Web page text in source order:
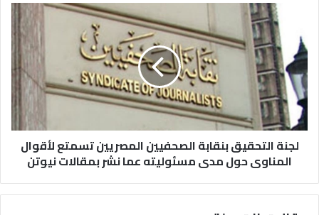
لجنة التحقيق بنقابة الصحفيين المصريين تسمتع لأقوال
المناوى حول مدى مسئوليته عما نشر بمقالات نيوتن